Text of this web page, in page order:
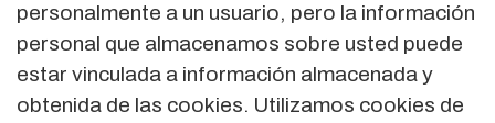
personalmente a un usuario, pero la información
personal que almacenamos sobre usted puede
estar vinculada a información almacenada y
obtenida de las cookies. Utilizamos cookies de